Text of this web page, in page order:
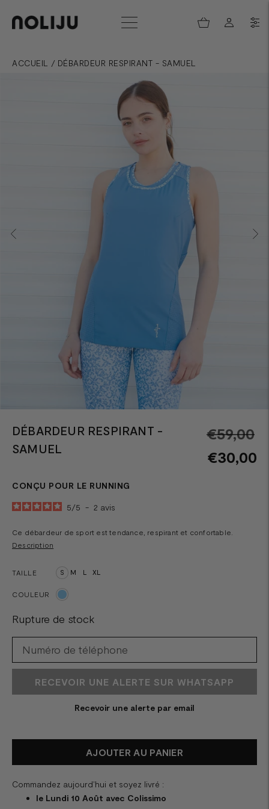
ACCUEIL / DÉBARDEUR RESPIRANT - SAMUEL
DÉBARDEUR RESPIRANT -
SAMUEL
€59,00
€30,00
CONÇU POUR LE RUNNING
5/5 - 2 avis
Ce débardeur de sport est tendance, respirant et confortable.
Description
TAILLE S M L XL
COULEUR
Rupture de stock
RECEVOIR UNE ALERTE SUR WHATSAPP
Recevoir une alerte par email
AJOUTER AU PANIER
Commandez aujourd'hui et soyez livré :
le Lundi 10 Août avec Colissimo